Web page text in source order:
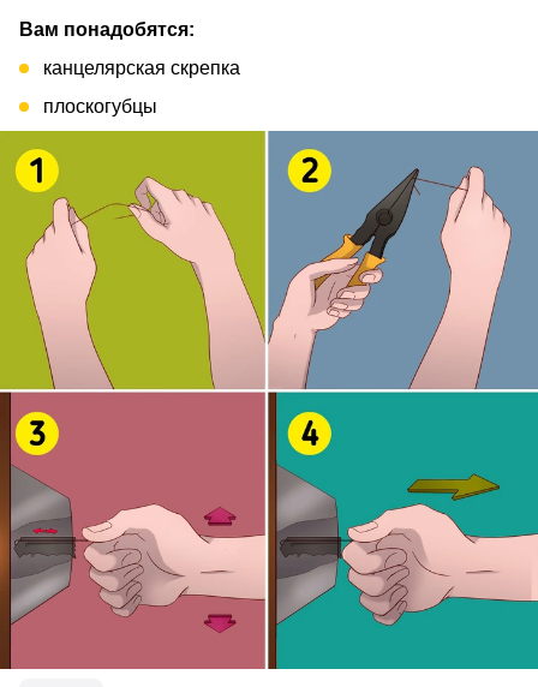
Вам понадобятся:
канцелярская скрепка
плоскогубцы